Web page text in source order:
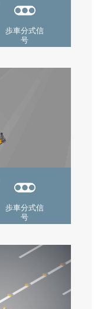
歩車分式信
号
歩車分式信
号